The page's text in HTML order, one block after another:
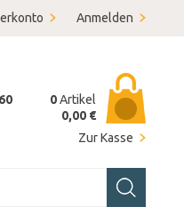
Anmelden
0Artikel
0,00 €
Zur Kasse